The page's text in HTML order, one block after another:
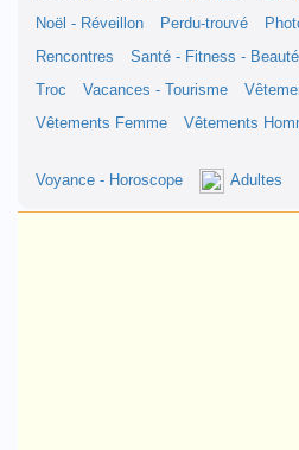
Noël - Réveillon
Perdu-trouvé
Rencontres
Santé - Fitness - Beauté
Troc
Vacances - Tourisme
Vêtements Femme
Vêtements
Voyance - Horoscope Adultes